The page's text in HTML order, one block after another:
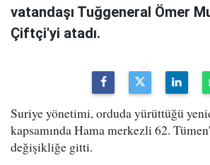
vatandaşı Tuğgeneral Ömer
Çiftçi'yi atadı.
Suriye yönetimi, orduda yürüttüğü
kapsamında Hama merkezli 62.
değişikliğe gitti.